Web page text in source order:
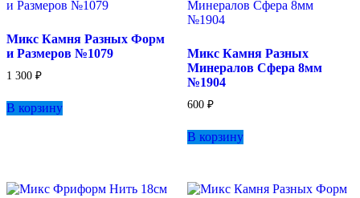
можно
странице
товара.
Микс Камня Разных Форм
и Размеров №1079
1 300 ₽
В корзину
Микс Камня Разных
Минералов Сфера 8мм
№1904
600 ₽
В корзину